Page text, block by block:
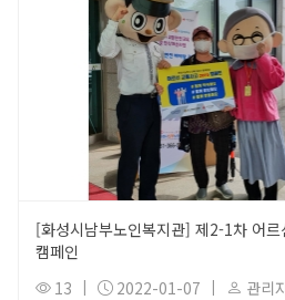
[화성시남부노인복지관] 제2-1차 어
캠페인
13
| 2022-01-07 | 관리